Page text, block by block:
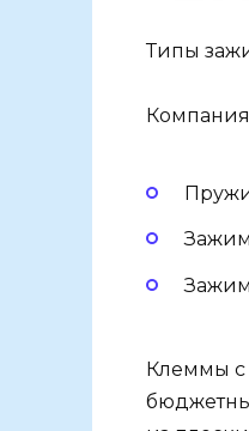
Типы
Клеммы с